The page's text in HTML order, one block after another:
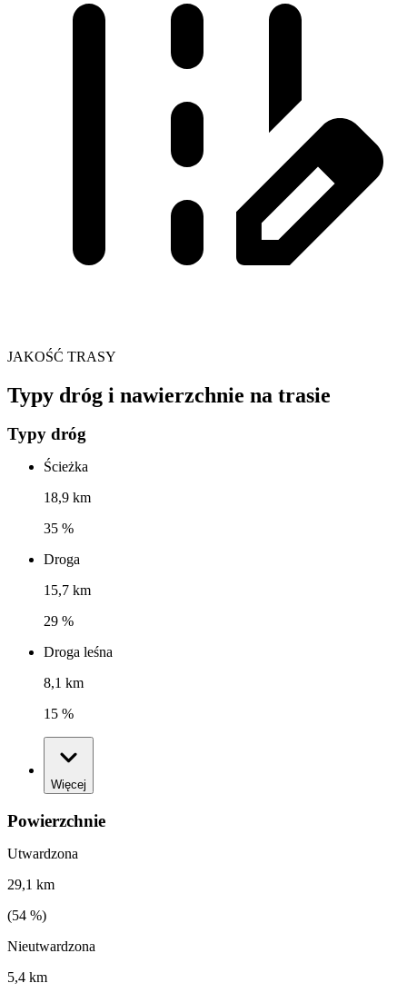
JAKOŚĆ TRASY
Typy dróg i nawierzchnie na trasie
Typy dróg
Ścieżka
18,9 km
35 %
Droga
15,7 km
29 %
Droga leśna
8,1 km
15 %
Więcej
Powierzchnie
Utwardzona
29,1 km
(54 %)
Nieutwardzona
5,4 km